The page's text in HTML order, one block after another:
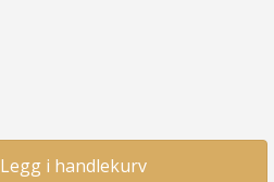
Legg i handlekurv